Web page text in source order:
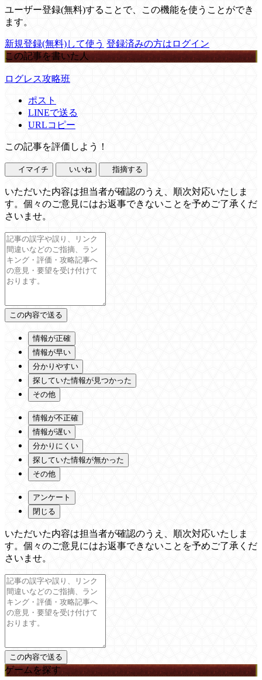
ユーザー登録(無料)することで、この機能を使うことができ
ます。
新規登録(無料)して使う 登録済みの方はログイン
この記事を書いた人
ログレス攻略班
ポスト
LINEで送る
URLコピー
この記事を評価しよう！
イマイチ いいね 指摘する
いただいた内容は担当者が確認のうえ、順次対応いたしま
す。個々のご意見にはお返事できないことを予めご了承くだ
さいませ。
情報が正確
情報が早い
分かりやすい
探していた情報が見つかった
その他
情報が不正確
情報が遅い
分かりにくい
探していた情報が無かった
その他
アンケート
閉じる
いただいた内容は担当者が確認のうえ、順次対応いたしま
す。個々のご意見にはお返事できないことを予めご了承くだ
さいませ。
ゲームを探す